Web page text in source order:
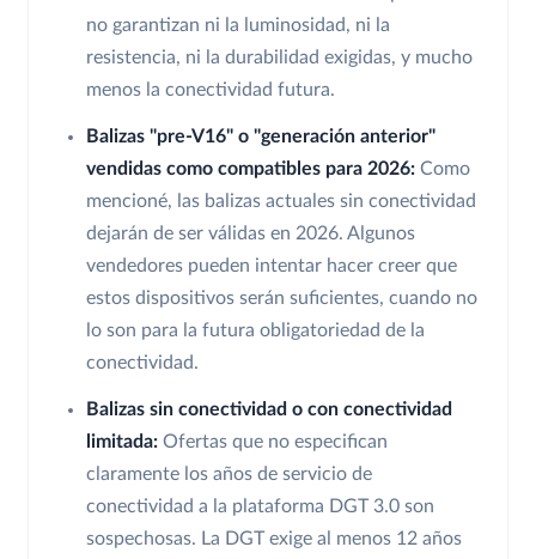
no garantizan ni la luminosidad, ni la
resistencia, ni la durabilidad exigidas, y mucho
menos la conectividad futura.
Balizas "pre-V16" o "generación anterior"
vendidas como compatibles para 2026: Como
mencioné, las balizas actuales sin conectividad
dejarán de ser válidas en 2026. Algunos
vendedores pueden intentar hacer creer que
estos dispositivos serán suficientes, cuando no
lo son para la futura obligatoriedad de la
conectividad.
Balizas sin conectividad o con conectividad
limitada: Ofertas que no especifican
claramente los años de servicio de
conectividad a la plataforma DGT 3.0 son
sospechosas. La DGT exige al menos 12 años